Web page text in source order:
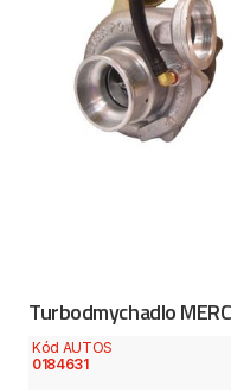
Turbodmychadlo
Kód AUTOS
0184631